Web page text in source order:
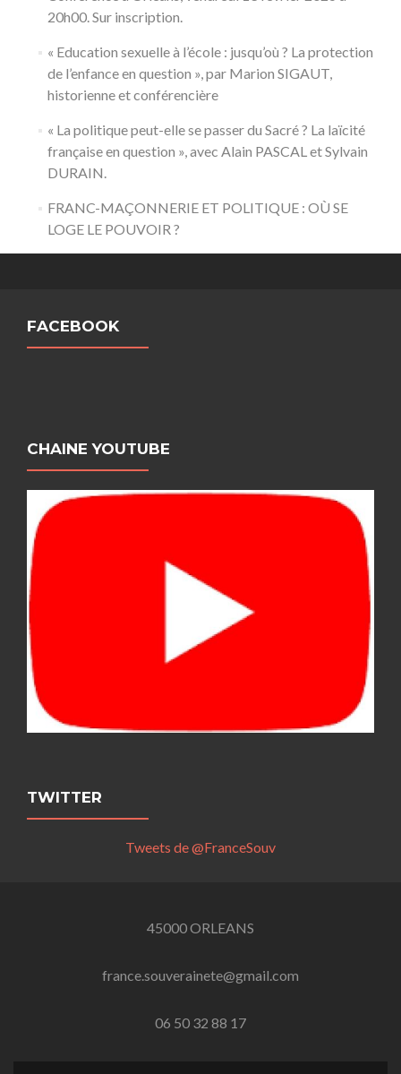
20h00. Sur inscription.
« Education sexuelle à l’école : jusqu’où ? La protection
de l’enfance en question », par Marion SIGAUT,
historienne et conférencière
« La politique peut-elle se passer du Sacré ? La laïcité
française en question », avec Alain PASCAL et Sylvain
DURAIN.
FRANC-MAÇONNERIE ET POLITIQUE : OÙ SE
LOGE LE POUVOIR ?
FACEBOOK
CHAINE YOUTUBE
TWITTER
Tweets de @FranceSouv
45000 ORLEANS
france.souverainete@gmail.com
06 50 32 88 17